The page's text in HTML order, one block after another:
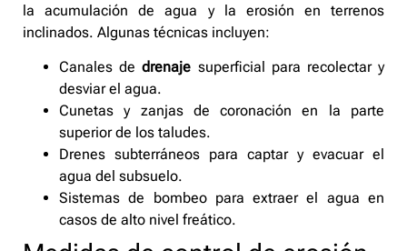
la acumulación de agua y la erosión en terrenos
inclinados. Algunas técnicas incluyen:
Canales dedrenaje superficial para recolectar y
desviar el agua.
Cunetas y zanjas de coronación en la parte
superior de los taludes.
Drenes subterráneos para captar y evacuar el
agua del subsuelo.
Sistemas de bombeo para extraer el agua en
casos de alto nivel freático.